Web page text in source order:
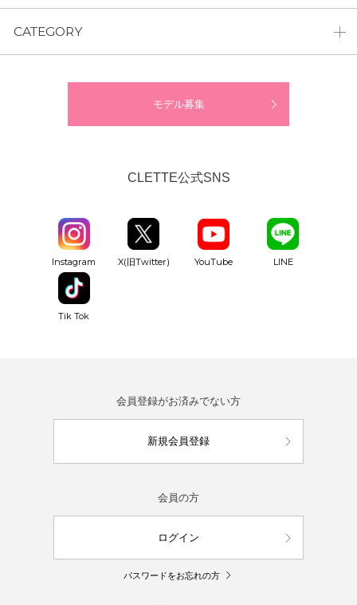
CATEGORY
モデル募集
CLETTE公式SNS
Instagram X(旧Twitter) YouTube LINE
Tik Tok
会員登録がお済みでない方
新規会員登録
会員の方
ログイン
パスワードをお忘れの方